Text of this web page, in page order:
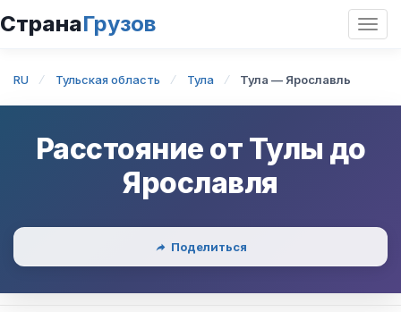
СтранаГрузов
RU Тульская область Тула Тула — Ярославль
Расстояние от Тулы до
Ярославля
Поделиться